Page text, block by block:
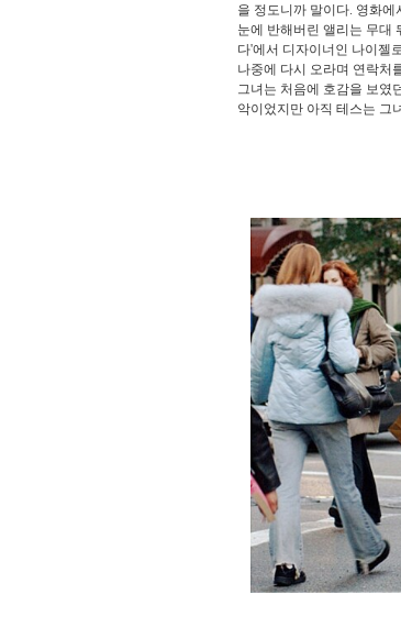
을 정도니까 말이다. 영화
눈에 반해버린 앨리는 무대
다'에서 디자이너인 나이젤
나중에 다시 오라며 연락처
그녀는 처음에 호감을 보였
악이었지만 아직 테스는 그